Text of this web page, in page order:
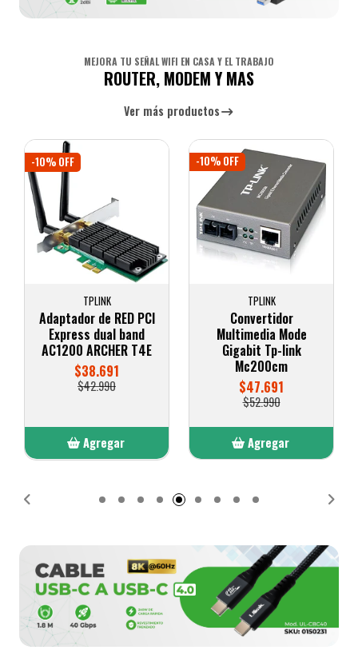
MEJORA TU SEÑAL WIFI EN CASA Y EL TRABAJO
ROUTER, MODEM Y MAS
Ver más productos
-10% OFF
TPLINK
Convertidor
Multimedia Mode
Gigabit Tp-link
Mc200cm
$47.691
Agregar
-10% OFF
TPLINK
Adaptador NANO
AC600 WIFI BLUETOOTH
4.2 TP-LINK
$17.991
$19.990
Agregar